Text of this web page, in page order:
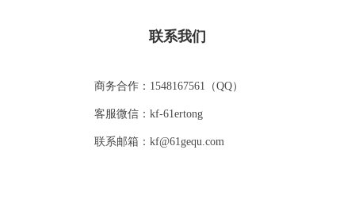
联系我们
商务合作：1548167561（QQ）
客服微信：kf-61ertong
联系邮箱：kf@61gequ.com